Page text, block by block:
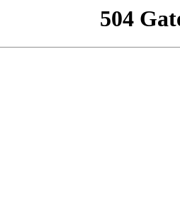
504